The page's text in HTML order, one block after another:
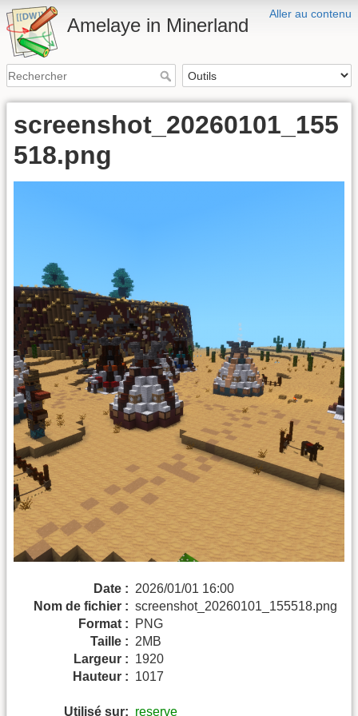
Aller au contenu
Amelaye in Minerland
screenshot_20260101_155
518.png
Date : 2026/01/01 16:00
Nom de fichier : screenshot_20260101_155518.png
Format :
PNG
Taille : 2MB
Largeur : 1920
Hauteur : 1017
Utilisé sur: reserve